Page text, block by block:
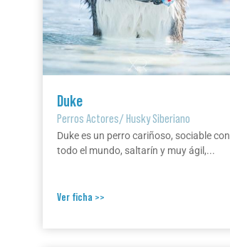
Duke
Perros Actores/Husky Siberiano
Duke es un perro cariñoso, sociable con
todo el mundo, saltarín y muy ágil,...
Ver ficha >>